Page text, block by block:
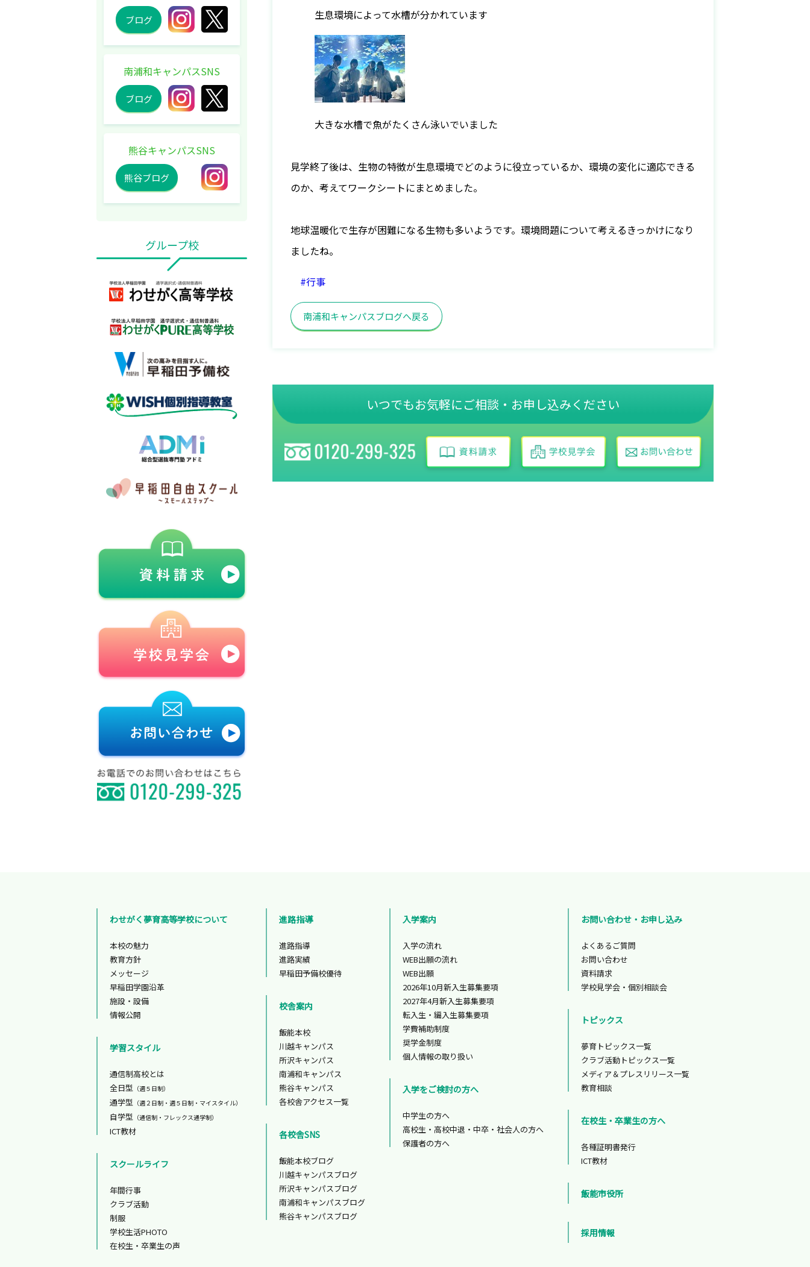
ブログ
南浦和キャンパスSNS
ブログ
熊谷キャンパスSNS
熊谷ブログ
グループ校
生息環境によって水槽が分かれています
大きな水槽で魚がたくさん泳いでいました
見学終了後は、生物の特徴が生息環境でどのように役立っているか、環境の変化に適応できる
のか、考えてワークシートにまとめました。
地球温暖化で生存が困難になる生物も多いようです。環境問題について考えるきっかけになり
ましたね。
#行事
南浦和キャンパスブログへ戻る
いつでもお気軽にご相談・お申し込みください
わせがく夢育高等学校について
本校の魅力
教育方針
メッセージ
早稲田学園沿革
施設・設備
情報公開
学習スタイル
通信制高校とは
全日型 （週５日制）
通学型 （週２日制・週５日制・マイスタイル）
自学型 （通信制・フレックス通学制）
ICT教材
スクールライフ
年間行事
クラブ活動
制服
学校生活PHOTO
在校生・卒業生の声
進路指導
進路指導
進路実績
早稲田予備校優待
校舎案内
飯能本校
川越キャンパス
所沢キャンパス
南浦和キャンパス
熊谷キャンパス
各校舎アクセス一覧
各校舎SNS
飯能本校ブログ
川越キャンパスブログ
所沢キャンパスブログ
南浦和キャンパスブログ
熊谷キャンパスブログ
入学案内
入学の流れ
WEB出願の流れ
WEB出願
2026年10月新入生募集要項
2027年4月新入生募集要項
転入生・編入生募集要項
学費補助制度
奨学金制度
個人情報の取り扱い
入学をご検討の方へ
中学生の方へ
高校生・高校中退・中卒・社会人の方へ
保護者の方へ
お問い合わせ・お申し込み
よくあるご質問
お問い合わせ
資料請求
学校見学会・個別相談会
トピックス
夢育トピックス一覧
クラブ活動トピックス一覧
メディア＆プレスリリース一覧
教育相談
在校生・卒業生の方へ
各種証明書発行
ICT教材
飯能市役所
採用情報